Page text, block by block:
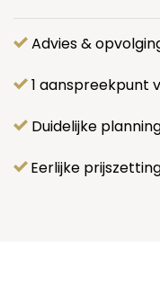
Advies &
1 aanspreekpunt
Duidelijke
Eerlijke